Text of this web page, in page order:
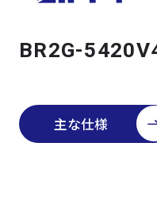
よくある質問
会社案内
BR2G-
主な仕様